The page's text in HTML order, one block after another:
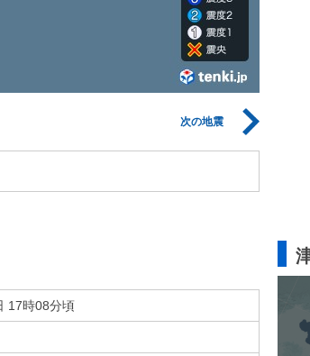
次の地震
17時08分頃